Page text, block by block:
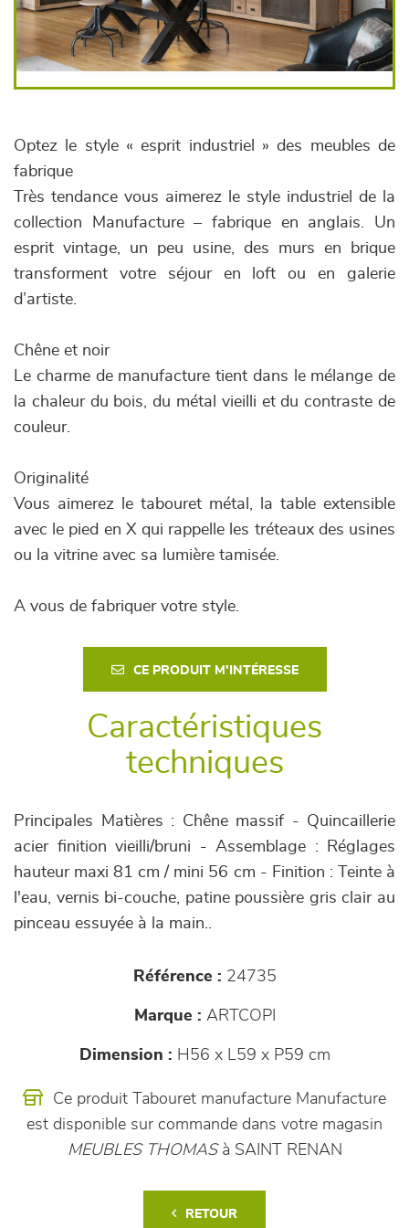
Optez le style « esprit industriel » des meubles de
fabrique
Très tendance vous aimerez le style industriel de la
collection Manufacture – fabrique en anglais. Un
esprit vintage, un peu usine, des murs en brique
transforment votre séjour en loft ou en galerie
d’artiste.
Chêne et noir
Le charme de manufacture tient dans le mélange de
la chaleur du bois, du métal vieilli et du contraste de
couleur.
Originalité
Vous aimerez le tabouret métal, la table extensible
avec le pied en X qui rappelle les tréteaux des usines
ou la vitrine avec sa lumière tamisée.
A vous de fabriquer votre style.
CE PRODUIT M'INTÉRESSE
Caractéristiques
techniques
Principales Matières : Chêne massif - Quincaillerie
acier finition vieilli/bruni - Assemblage : Réglages
hauteur maxi 81 cm / mini 56 cm - Finition : Teinte à
l'eau, vernis bi-couche, patine poussière gris clair au
pinceau essuyée à la main..
Référence : 24735
Marque : ARTCOPI
Dimension : H56 x L59 x P59 cm
Ce produit Tabouret manufacture Manufacture
est disponible sur commande dans votre magasin
MEUBLES THOMAS à SAINT RENAN
RETOUR